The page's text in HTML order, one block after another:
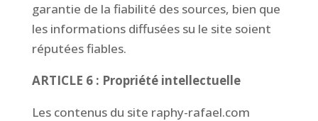
garantie de la fiabilité des sources, bien que
les informations diffusées su le site soient
réputées fiables.
ARTICLE 6 : Propriété intellectuelle
Les contenus du site raphy-rafael.com